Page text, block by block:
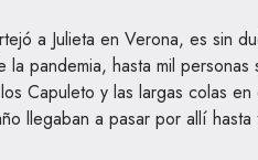
a Julieta en Verona, es sin
pandemia, hasta mil personas
Capuleto y las largas colas en
llegaban a pasar por allí hasta